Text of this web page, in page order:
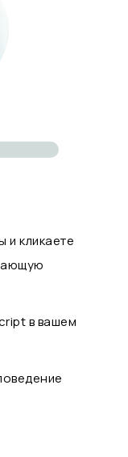
и кликаете
в вашем